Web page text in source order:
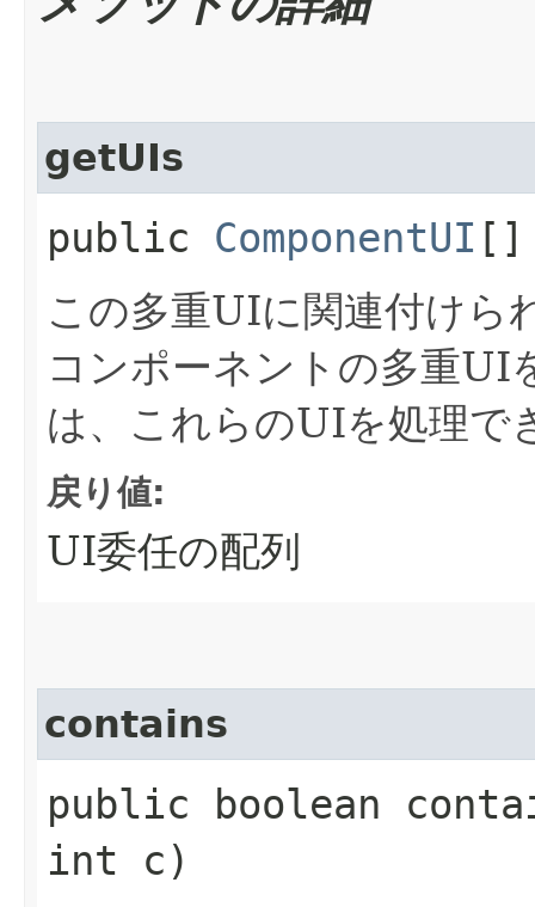
getUIs
public ComponentUI []
この多重UIに関連付けら
コンポーネントの多重UI
は、これらのUIを処理で
戻り値:
UI委任の配列
contains
public boolean
int c)